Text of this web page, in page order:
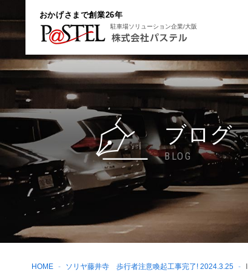
おかげさまで創業26年
駐車場ソリューション企業/大阪
ブログ
BLOG
HOME ソリヤ藤井寺 歩行者注意喚起工事完了! 2024.3.25